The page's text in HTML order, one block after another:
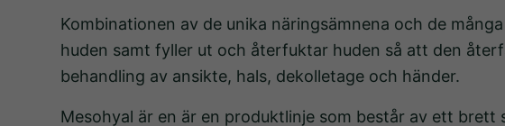
Kombinationen av de unika näringsämnena och de
huden samt fyller ut och återfuktar huden så att den
behandling av ansikte, hals, dekolletage och händer.
Mesohyal är en är en produktlinje som består av ett